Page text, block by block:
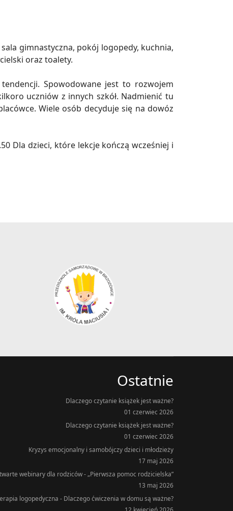
gimnastyczna, pokój logopedy, kuchnia,
oraz toalety.
Spowodowane jest to rozwojem
uczniów z innych szkół. Nadmienić tu
Wiele osób decyduje się na dowóz
Dla dzieci, które lekcje kończą wcześniej i
Ostatnie
Dlaczego czytanie książek jest ważne?
01 czerwiec 2026
Dlaczego czytanie książek jest ważne?
01 czerwiec 2026
Kryzys emocjonalny i samobójczy dzieci i młodzieży
17 maj 2026
webinary dla rodziców - „Pierwsza pomoc rodzicielska”
13 maj 2026
logopedyczna - Dlaczego ćwiczenia w domu są ważne?